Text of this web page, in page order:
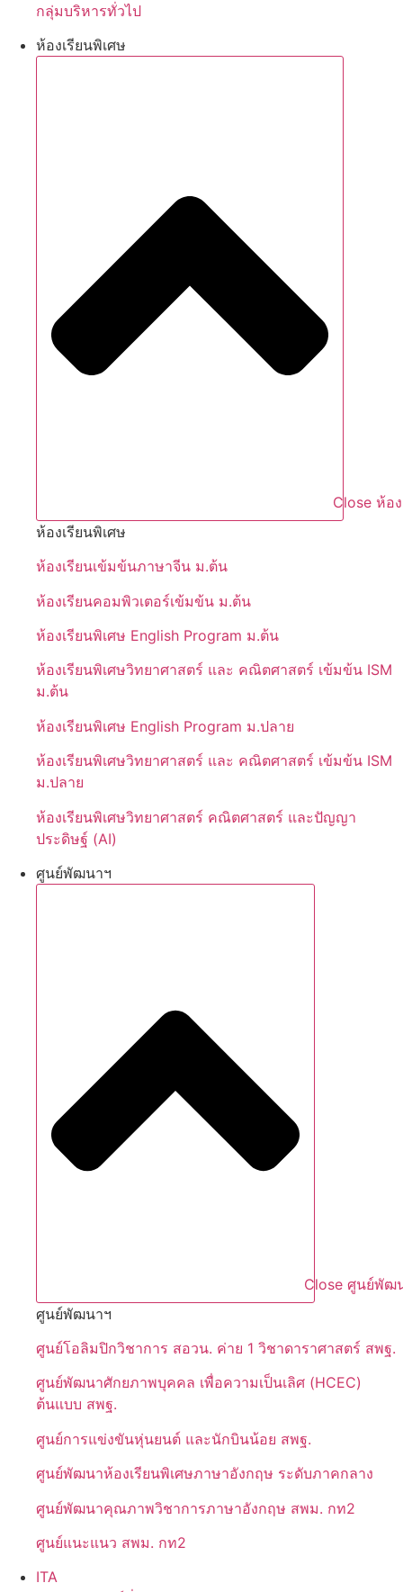
กลุ่มบริหารทั่วไป
ห้องเรียนพิเศษ
Close ห้อ
ห้องเรียนพิเศษ
ห้องเรียนเข้มข้นภาษาจีน ม.ต้น
ห้องเรียนคอมพิวเตอร์เข้มข้น ม.ต้น
ห้องเรียนพิเศษ English Program ม.ต้น
ห้องเรียนพิเศษวิทยาศาสตร์ และ คณิตศาสตร์ เข้มข้น ISM
ม.ต้น
ห้องเรียนพิเศษ English Program ม.ปลาย
ห้องเรียนพิเศษวิทยาศาสตร์ และ คณิตศาสตร์ เข้มข้น ISM
ม.ปลาย
ห้องเรียนพิเศษวิทยาศาสตร์ คณิตศาสตร์ และปัญญา
ประดิษฐ์ (AI)
ศูนย์พัฒนาฯ
Close ศูนย์พัฒ
ศูนย์พัฒนาฯ
ศูนย์โอลิมปิกวิชาการ สอวน. ค่าย 1 วิชาดาราศาสตร์ สพฐ.
ศูนย์พัฒนาศักยภาพบุคคล เพื่อความเป็นเลิศ (HCEC)
ต้นแบบ สพฐ.
ศูนย์การแข่งขันหุ่นยนต์ และนักบินน้อย สพฐ.
ศูนย์พัฒนาห้องเรียนพิเศษภาษาอังกฤษ ระดับภาคกลาง
ศูนย์พัฒนาคุณภาพวิชาการภาษาอังกฤษ สพม. กท2
ศูนย์แนะแนว สพม. กท2
ITA